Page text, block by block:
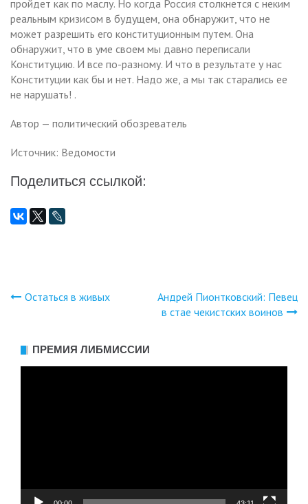
пройдет как по маслу. Но когда Россия столкнется с неким
реальным кризисом в будущем, она обнаружит, что не
может разрешить его конституционным путем. Она
обнаружит, что в уме своем мы давно переписали
Конституцию. И все по-разному. И что в результате у нас
Конституции как бы и нет. Надо же, а мы так старались ее
не нарушать! .
Автор — политический обозреватель
Источник: Ведомости
Поделиться ссылкой:
Навигация
по
записям
Остаться в живых
Андрей Пионтковский: Певец
в стае чекистских воинов
ПРЕМИЯ ЛИБМИССИИ